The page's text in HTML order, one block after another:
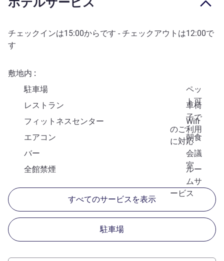
チェックインは15:00からです - チェックアウトは12:00で
す
敷地内
駐車場
ペッ
ト可
レストラン
車椅
子で
のご利用
に対応
フィットネスセンター
Wifi
エアコン
朝食
バー
会議
室
全館禁煙
ルー
ムサ
ービス
すべてのサービスを表示
駐車場